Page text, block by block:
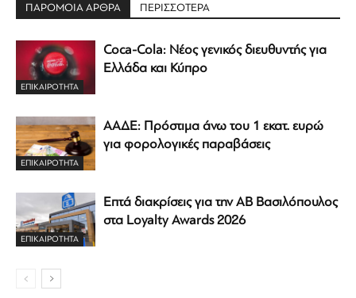
ΠΑΡΟΜΟΙΑ ΑΡΘΡΑ ΠΕΡΙΣΣΟΤΕΡΑ
ΕΠΙΚΑΙΡΟΤΗΤΑ
Coca-Cola: Νέος γενικός διευθυντής για
Ελλάδα και Κύπρο
ΕΠΙΚΑΙΡΟΤΗΤΑ
ΑΑΔΕ: Πρόστιμα άνω του 1 εκατ. ευρώ
για φορολογικές παραβάσεις
ΕΠΙΚΑΙΡΟΤΗΤΑ
Επτά διακρίσεις για την ΑΒ Βασιλόπουλος
στα Loyalty Awards 2026